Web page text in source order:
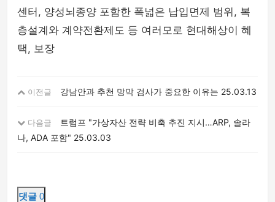
센터, 양성뇌종양 포함한 폭넓은 납입면제 범위, 복
층설계와 계약전환제도 등 여러모로 현대해상이 혜
택, 보장
이전글 강남안과 추천 망막 검사가 중요한 이유는 25.03.13
다음글
트럼프 "가상자산 전략 비축 추진 지시…ARP, 솔라
나, ADA 포함" 25.03.03
댓글 0